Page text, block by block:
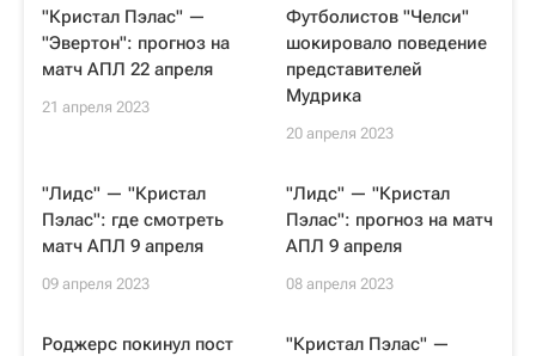
"Кристал Пэлас" —
"Эвертон": прогноз на
матч АПЛ 22 апреля
21 апреля 2023
Футболистов "Челси"
шокировало поведение
представителей
Мудрика
20 апреля 2023
"Лидс" — "Кристал
Пэлас": где смотреть
матч АПЛ 9 апреля
09 апреля 2023
"Лидс" — "Кристал
Пэлас": прогноз на матч
АПЛ 9 апреля
08 апреля 2023
Роджерс покинул пост
"Кристал Пэлас" —